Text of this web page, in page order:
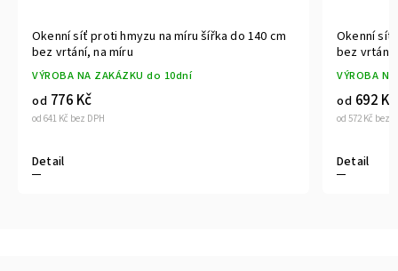
Okenní síť proti hmyzu na míru šířka do 140 cm
bez vrtání, na míru
VÝROBA NA ZAKÁZKU do 10dní
od 641 Kč bez DPH
od 776 Kč
Detail
Okenní síť
bez vrtání,
VÝROBA
od 572 Kč bez
od 692 Kč
Detail